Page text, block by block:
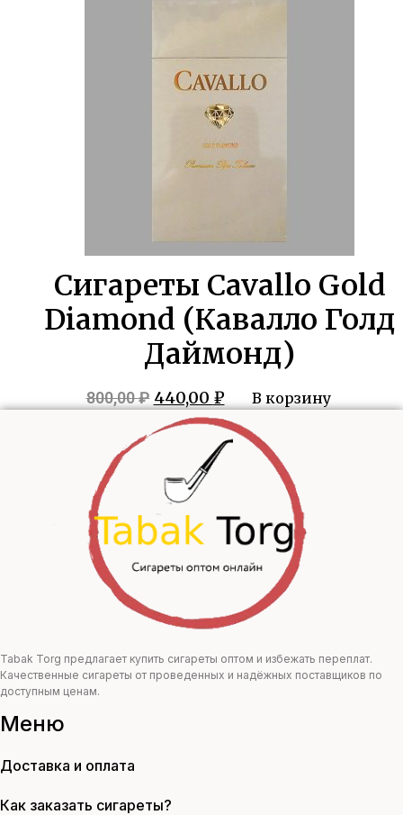
Сигареты Cavallo Gold
Diamond (Кавалло Голд
Даймонд)
800,00₽ Первоначальная
цена
составляла
800,00 ₽.
440,00 ₽Текущая
цена:
440,00 ₽.
В корзину
Tabak Torg предлагает купить сигареты оптом и избежать переплат.
Качественные сигареты от проведенных и надёжных поставщиков по
доступным ценам.
Меню
Доставка и оплата
Как заказать сигареты?